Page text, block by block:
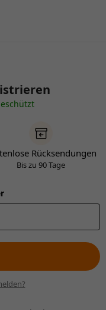
Rücksendungen
Bis zu 90 Tage